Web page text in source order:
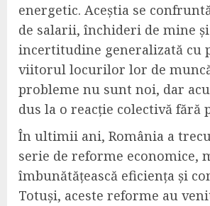
energetic. Aceștia se
de salarii, închideri de mine
incertitudine generalizată cu
viitorul locurilor lor de
probleme nu sunt noi, dar
dus la o reacție colectivă fără
În ultimii ani, România a
serie de reforme economice,
îmbunătățească eficiența și
Totuși, aceste reforme au